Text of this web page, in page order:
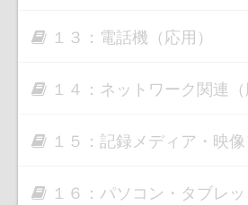
１３：電話機（応用）
１４：ネットワーク関連（
１５：記録メディア・映像
１６：パソコン・タブレッ